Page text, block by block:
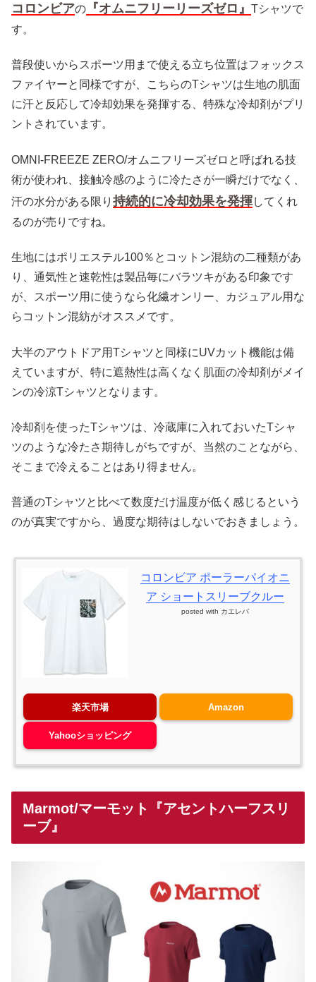
コロンビアの 『オムニフリーリーズゼロ』 Tシャツで
す。
普段使いからスポーツ用まで使える立ち位置はフォックス
ファイヤーと同様ですが、こちらのTシャツは生地の肌面
に汗と反応して冷却効果を発揮する、特殊な冷却剤がプリ
ントされています。
OMNI-FREEZE ZERO/オムニフリーズゼロと呼ばれる技
術が使われ、接触冷感のように冷たさが一瞬だけでなく、
汗の水分がある限り 持続的に冷却効果を発揮してくれ
るのが売りですね。
生地にはポリエステル100％とコットン混紡の二種類があ
り、通気性と速乾性は製品毎にバラツキがある印象です
が、スポーツ用に使うなら化繊オンリー、カジュアル用な
らコットン混紡がオススメです。
大半のアウトドア用Tシャツと同様にUVカット機能は備
えていますが、特に遮熱性は高くなく肌面の冷却剤がメイ
ンの冷涼Tシャツとなります。
冷却剤を使ったTシャツは、冷蔵庫に入れておいたTシャ
ツのような冷たさ期待しがちですが、当然のことながら、
そこまで冷えることはあり得ません。
普通のTシャツと比べて数度だけ温度が低く感じるという
のが真実ですから、過度な期待はしないでおきましょう。
コロンビア ポーラーパイオニ
ア ショートスリーブクルー
posted with カエレバ
楽天市場 Amazon
Yahooショッピング
Marmot/マーモット『アセントハーフスリ
ーブ』